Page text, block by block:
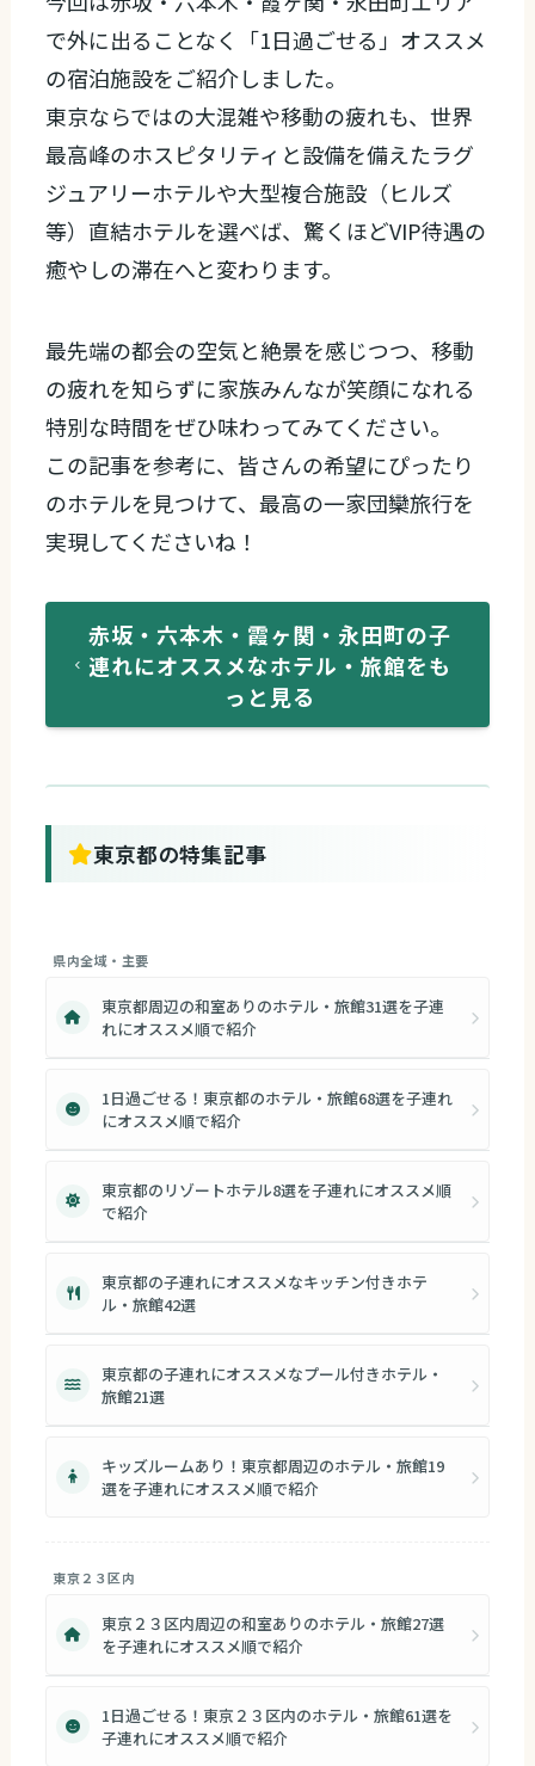
で外に出ることなく「1日過ごせる」オススメ
の宿泊施設をご紹介しました。
東京ならではの大混雑や移動の疲れも、世界
最高峰のホスピタリティと設備を備えたラグ
ジュアリーホテルや大型複合施設（ヒルズ
等）直結ホテルを選べば、驚くほどVIP待遇の
癒やしの滞在へと変わります。
最先端の都会の空気と絶景を感じつつ、移動
の疲れを知らずに家族みんなが笑顔になれる
特別な時間をぜひ味わってみてください。
この記事を参考に、皆さんの希望にぴったり
のホテルを見つけて、最高の一家団欒旅行を
実現してくださいね！
赤坂・六本木・霞ヶ関・永田町の子
連れにオススメなホテル・旅館をも
っと見る
東京都の特集記事
県内全域・主要
東京都周辺の和室ありのホテル・旅館31選を子連
れにオススメ順で紹介
1日過ごせる！東京都のホテル・旅館68選を子連れ
にオススメ順で紹介
東京都のリゾートホテル8選を子連れにオススメ順
で紹介
東京都の子連れにオススメなキッチン付きホテ
ル・旅館42選
東京都の子連れにオススメなプール付きホテル・
旅館21選
キッズルームあり！東京都周辺のホテル・旅館19
選を子連れにオススメ順で紹介
東京２３区内
東京２３区内周辺の和室ありのホテル・旅館27選
を子連れにオススメ順で紹介
1日過ごせる！東京２３区内のホテル・旅館61選を
子連れにオススメ順で紹介